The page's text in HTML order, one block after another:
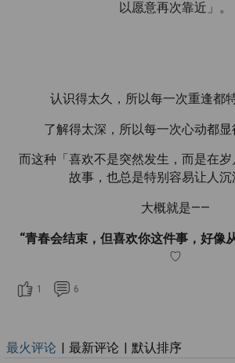
以愿意再次靠近」。
认识得太久，所以每一次重逢都
了解得太深，所以每一次心动都显
而这种「喜欢不是突然发生，而是在
故事，也总是特别容易让人沉
大概就是——
“青春会结束，但喜欢你这件事，好像
♡
1 6
最火评论 最新评论 默认排序